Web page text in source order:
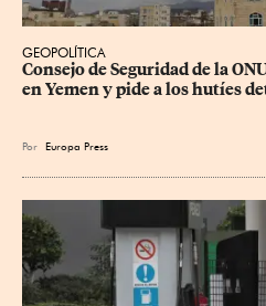
GEOPOLÍTICA
Consejo de Seguridad de la
en Yemen y pide a los hutíes
Por Europa Press